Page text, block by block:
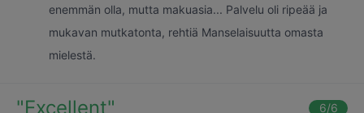
enemmän olla, mutta makuasia... Palvelu oli ripeää ja
mukavan mutkatonta, rehtiä Manselaisuutta omasta
mielestä.
"Excellent" 6/6